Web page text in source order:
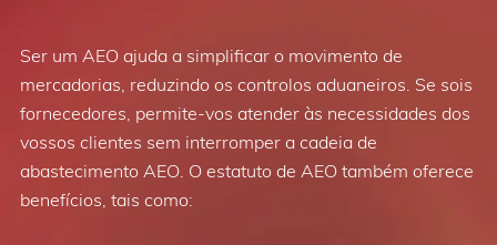
Ser um AEO ajuda a simplificar o movimento de
mercadorias, reduzindo os controlos aduaneiros. Se sois
fornecedores, permite-vos atender às necessidades dos
vossos clientes sem interromper a cadeia de
abastecimento AEO. O estatuto de AEO também oferece
benefícios, tais como: